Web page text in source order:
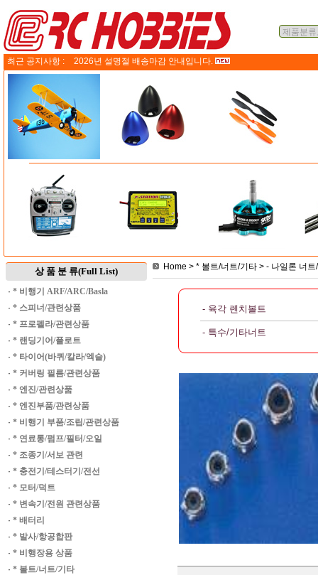
최근 공지사항 : 2026년 설명절 배송마감 안내입니다.
상 품 분 류(Full List)
· * 비행기 ARF/ARC/Basla
· * 스피너/관련상품
· * 프로펠라/관련상품
· * 랜딩기어/플로트
· * 타이어(바퀴/칼라/엑슬)
· * 커버링 필름/관련상품
· * 엔진/관련상품
· * 엔진부품/관련상품
· * 비행기 부품/조립/관련상품
· * 연료통/펌프/필터/오일
· * 조종기/서보 관련
· * 충전기/테스터기/전선
· * 모터/덕트
· * 변속기/전원 관련상품
· * 배터리
· * 발사/항공합판
· * 비행장용 상품
· * 볼트/너트/기타
Home > * 볼트/너트/기타 > - 나일론 너
- 육각 렌치볼트
- 특수/기타너트